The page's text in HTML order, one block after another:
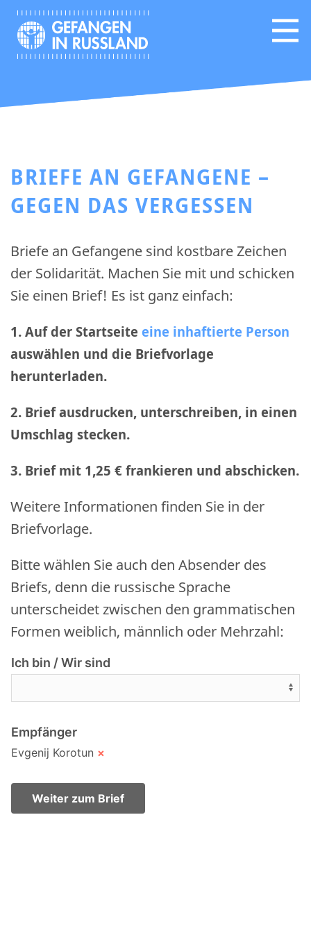
BRIEFE AN GEFANGENE –
GEGEN DAS VERGESSEN
Briefe an Gefangene sind kostbare Zeichen
der Solidarität. Machen Sie mit und schicken
Sie einen Brief! Es ist ganz einfach:
1. Auf der Startseite eine inhaftierte Person
auswählen und die Briefvorlage
herunterladen.
2. Brief ausdrucken, unterschreiben, in einen
Umschlag stecken.
3. Brief mit 1,25 € frankieren und abschicken.
Weitere Informationen finden Sie in der
Briefvorlage.
Bitte wählen Sie auch den Absender des
Briefs, denn die russische Sprache
unterscheidet zwischen den grammatischen
Formen weiblich, männlich oder Mehrzahl:
Ich bin / Wir sind
Empfänger
Evgenij Korotun ×
Weiter zum Brief